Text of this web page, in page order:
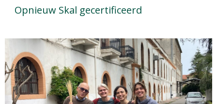
Opnieuw Skal gecertificeerd